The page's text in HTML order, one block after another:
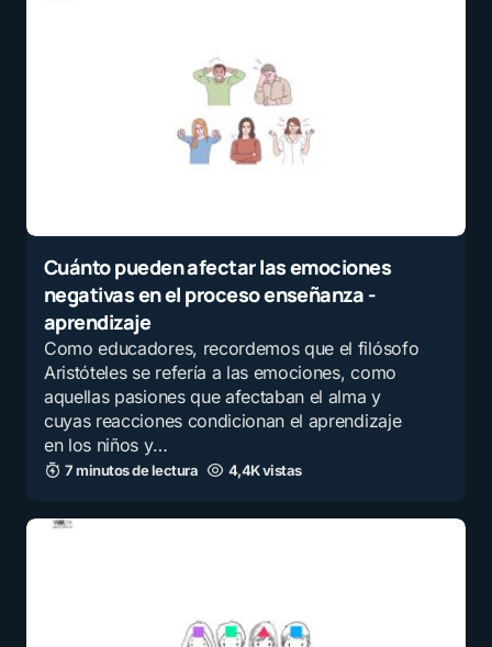
Cuánto pueden afectar las emociones
negativas en el proceso enseñanza -
aprendizaje
Como educadores, recordemos que el filósofo
Aristóteles se refería a las emociones, como
aquellas pasiones que afectaban el alma y
cuyas reacciones condicionan el aprendizaje
en los niños y…
7 minutos de lectura 4,4K vistas